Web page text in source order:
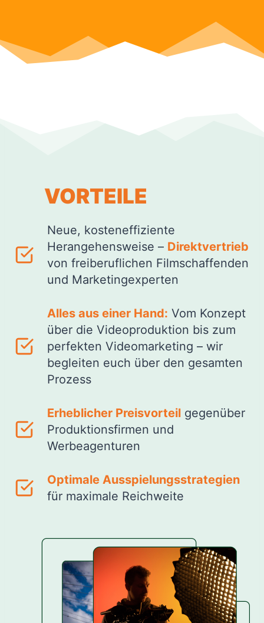
VORTEILE
Neue, kosteneffiziente
Herangehensweise – Direktvertrieb
von freiberuflichen Filmschaffenden
und Marketingexperten
Alles aus einer Hand: Vom Konzept
über die Videoproduktion bis zum
perfekten Videomarketing – wir
begleiten euch über den gesamten
Prozess
Erheblicher Preisvorteil gegenüber
Produktionsfirmen und
Werbeagenturen
Optimale Ausspielungsstrategien
für maximale Reichweite